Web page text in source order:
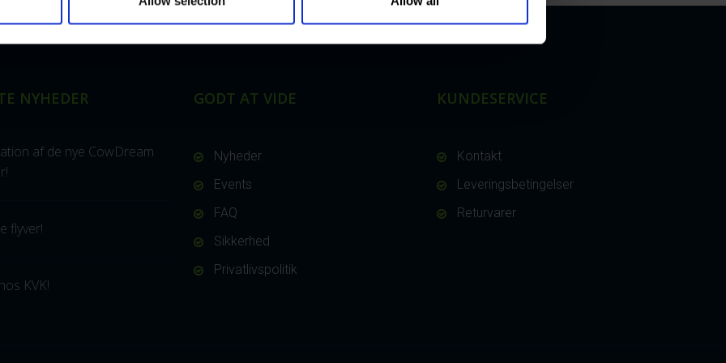
NYHEDER
af de nye CowDream
flyver!
KVK!
GODT AT VIDE
Nyheder
Events
FAQ
Sikkerhed
Privatlivspolitik
KUNDESERVICE
Kontakt
Leveringsbetingelser
Returvarer